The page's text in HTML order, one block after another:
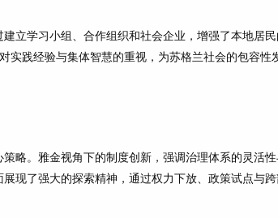
立学习小组、合作组织和社会企业，增强了本地居
实践经验与集体智慧的重视，为苏格兰社会的包容性
略。雅金视角下的制度创新，强调治理体系的灵活
现了强大的探索精神，通过权力下放、政策试点与